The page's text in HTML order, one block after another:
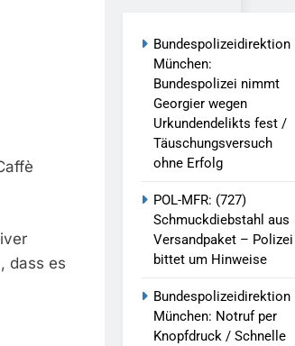
Waffenfund Im
Der Finanzkontrolle
Ins Netz –
dass es
Bundespolizeidirektion
München:
Bundespolizei nimmt
Georgier wegen
Urkundendelikts fest /
Täuschungsversuch
ohne Erfolg
POL-MFR: (727)
Schmuckdiebstahl aus
Versandpaket – Polizei
bittet um Hinweise
Bundespolizeidirektion
München: Notruf per
Knopfdruck / Schnelle